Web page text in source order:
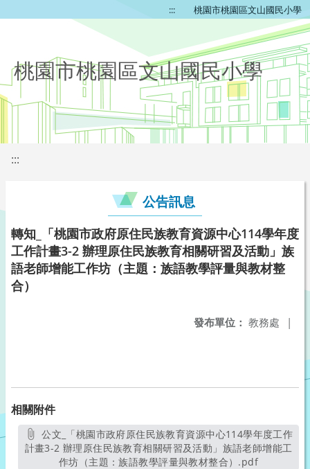
::: 桃園市桃園區文山國民小學
桃園市桃園區文山國民小學
:::
公告訊息
轉知_「桃園市政府原住民族教育資源中心114學年度
工作計畫3-2 辦理原住民族教育相關研習及活動」族
語老師增能工作坊（主題：族語教學評量與教材整
合）
發布單位： 教務處 |
相關附件
公文_「桃園市政府原住民族教育資源中心114學年度工作
計畫3-2 辦理原住民族教育相關研習及活動」族語老師增能工
作坊（主題：族語教學評量與教材整合）.pdf另開新視窗